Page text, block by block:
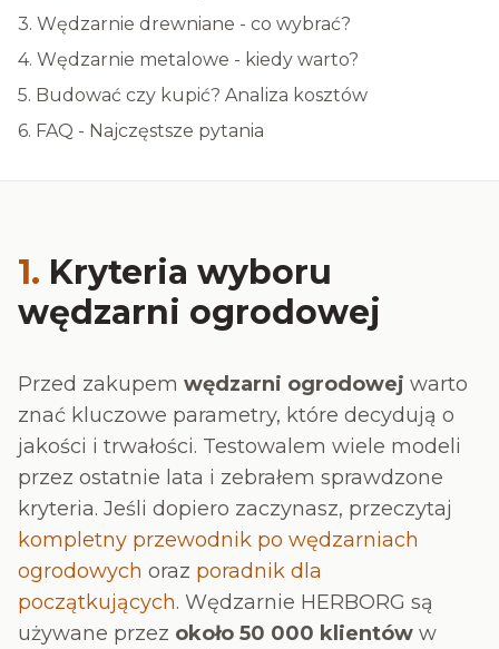
3. Wędzarnie drewniane - co wybrać?
4. Wędzarnie metalowe - kiedy warto?
5. Budować czy kupić? Analiza kosztów
6. FAQ - Najczęstsze pytania
1. Kryteria wyboru
wędzarni ogrodowej
Przed zakupem wędzarni ogrodowej warto
znać kluczowe parametry, które decydują o
jakości i trwałości. Testowalem wiele modeli
przez ostatnie lata i zebrałem sprawdzone
kryteria. Jeśli dopiero zaczynasz, przeczytaj
kompletny przewodnik po wędzarniach
ogrodowych oraz poradnik dla
początkujących. Wędzarnie HERBORG są
używane przez około 50 000 klientów w